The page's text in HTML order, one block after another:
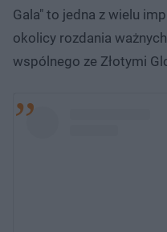
Gala" to jedna z wielu
okolicy rozdania
wspólnego ze Złotymi